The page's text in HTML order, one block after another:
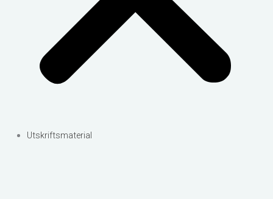
Utskriftsmaterial